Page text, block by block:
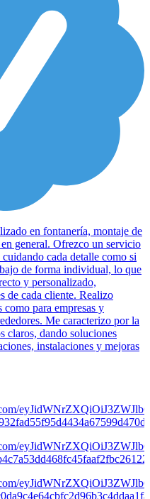
en fontanería, montaje de
general. Ofrezco un servicio
cada detalle como si
de forma individual, lo que
y personalizado,
de cada cliente. Realizo
como para empresas y
Me caracterizo por la
claros, dando soluciones
instalaciones y mejoras